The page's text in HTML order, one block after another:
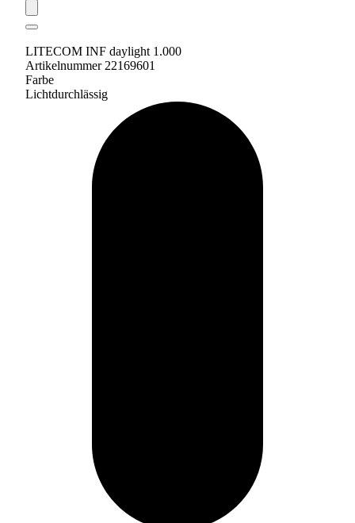
LITECOM INF daylight 1.000
Artikelnummer 22169601
Farbe
Lichtdurchlässig